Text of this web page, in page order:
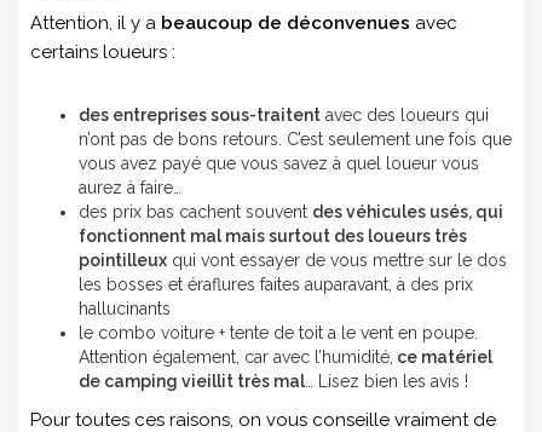
Attention, il y a beaucoup de déconvenues avec
certains loueurs :
des entreprises sous-traitent avec des loueurs qui
n’ont pas de bons retours. C’est seulement une fois que
vous avez payé que vous savez à quel loueur vous
aurez à faire…
des prix bas cachent souvent des véhicules usés, qui
fonctionnent mal mais surtout des loueurs très
pointilleux qui vont essayer de vous mettre sur le dos
les bosses et éraflures faites auparavant, à des prix
hallucinants
le combo voiture + tente de toit a le vent en poupe.
Attention également, car avec l’humidité, ce matériel
de camping vieillit très mal … Lisez bien les avis !
Pour toutes ces raisons, on vous conseille vraiment de